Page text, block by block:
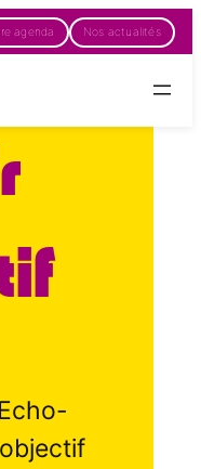
agenda Nos actualités